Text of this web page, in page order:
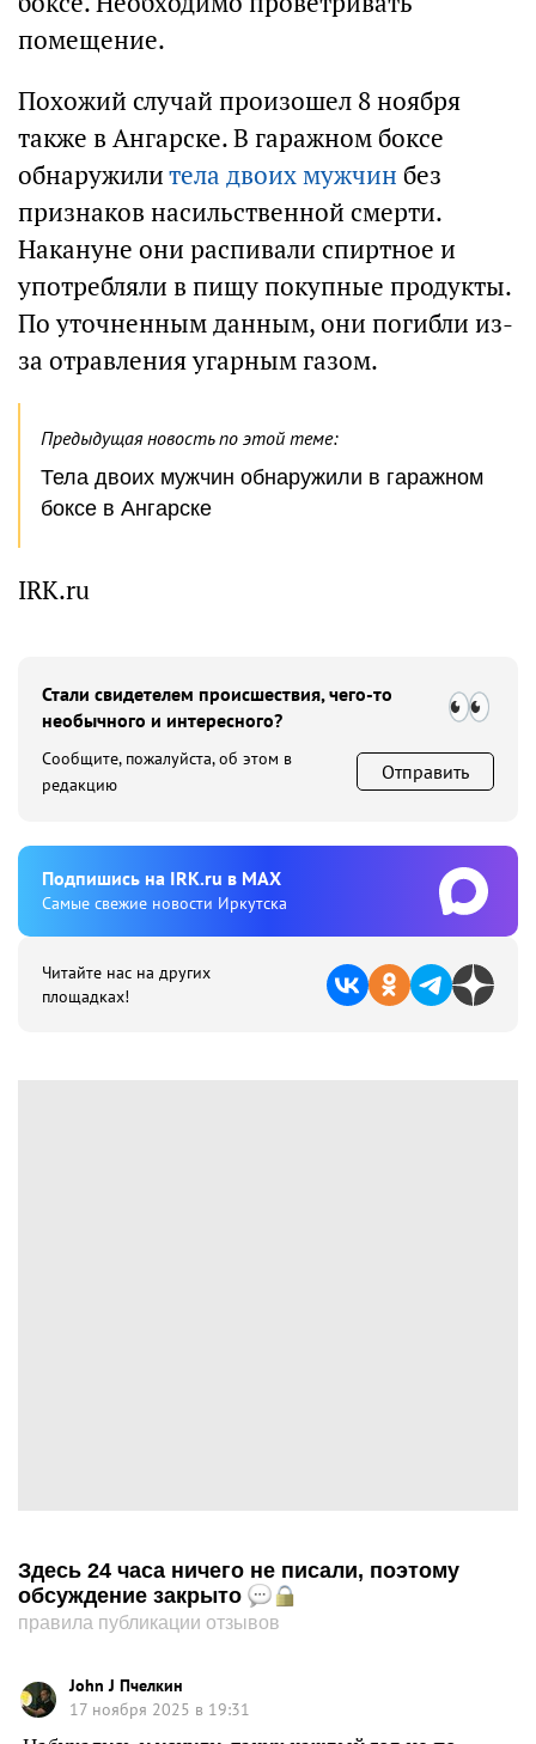
помещение.
Похожий случай произошел 8 ноября
также в Ангарске. В гаражном боксе
обнаружилитела двоих мужчин без
признаков насильственной смерти.
Накануне они распивали спиртное и
употребляли в пищу покупные продукты.
По уточненным данным, они погибли из-
за отравления угарным газом.
Предыдущая новость по этой теме:
Тела двоих мужчин обнаружили в гаражном
боксе в Ангарске
IRK.ru
Стали свидетелем происшествия, чего-то
необычного и интересного?
Сообщите, пожалуйста, об этом в
редакцию
Отправить
Подпишиcь на IRK.ru в MAX
Cамые свежие новости Иркутска
Читайте нас на других
площадках!
Здесь 24 часа ничего не писали, поэтому
обсуждение закрыто
правила публикации отзывов
John J Пчелкин
17 ноября 2025 в 19:31